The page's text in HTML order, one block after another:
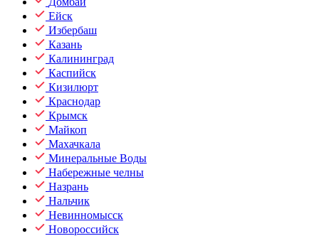
Ейск
Избербаш
Казань
Калининград
Каспийск
Кизилюрт
Краснодар
Крымск
Майкоп
Махачкала
Минеральные Воды
Набережные челны
Назрань
Нальчик
Невинномысск
Новороссийск